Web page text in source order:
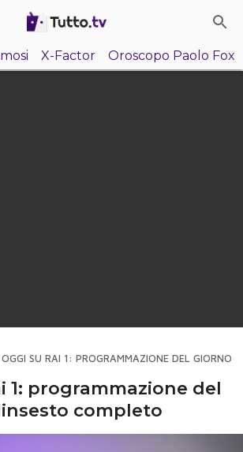
X-Factor Oroscopo Paolo Fox
OGGI SU RAI 1: PROGRAMMAZIONE DEL GIORNO,
1: programmazione del
completo